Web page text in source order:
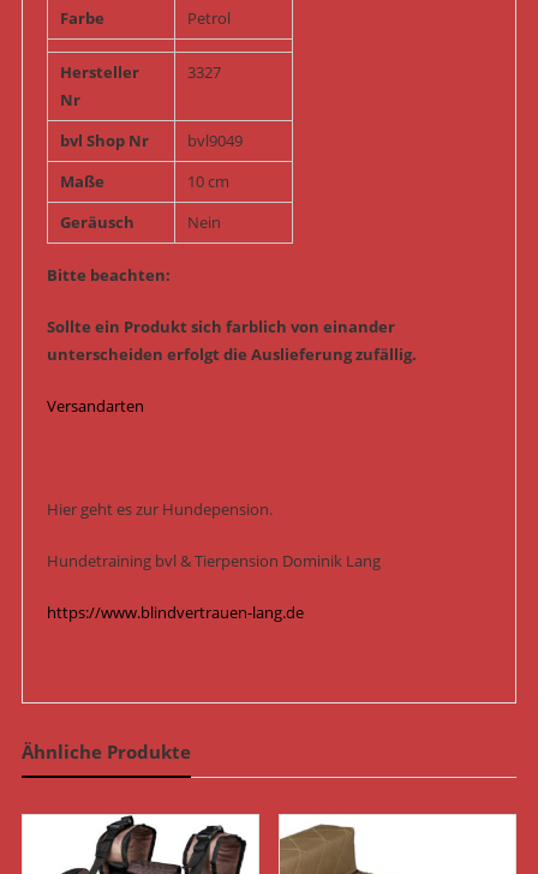
Farbe
Petrol
Hersteller
Nr
3327
bvl Shop Nr
bvl9049
Maße
10 cm
Geräusch
Nein
Bitte beachten:
Sollte ein Produkt sich farblich von einander
unterscheiden erfolgt die Auslieferung zufällig.
Versandarten
Hier geht es zur Hundepension.
Hundetraining bvl & Tierpension Dominik Lang
https://www.blindvertrauen-lang.de
Ähnliche Produkte